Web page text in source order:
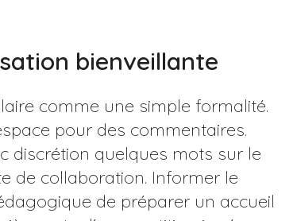
bienveillante
comme une simple formalité.
pour des commentaires.
discrétion quelques mots sur le
de collaboration. Informer le
de préparer un accueil